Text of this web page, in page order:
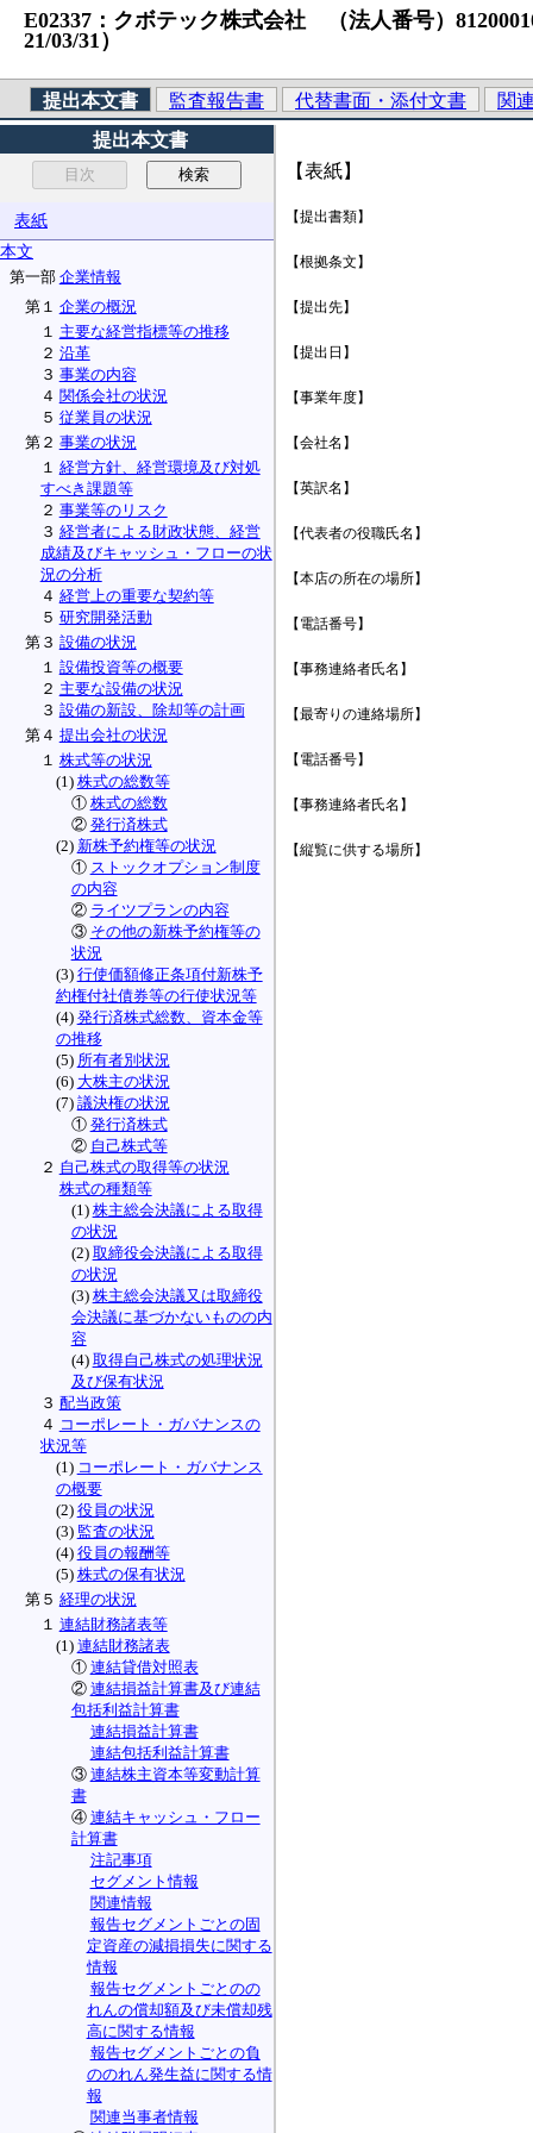
E02337：クボテック株式会社 （法人番号）
21/03/31）
提出本文書 監査報告書 代替書面・添付文書
関
提出本文書